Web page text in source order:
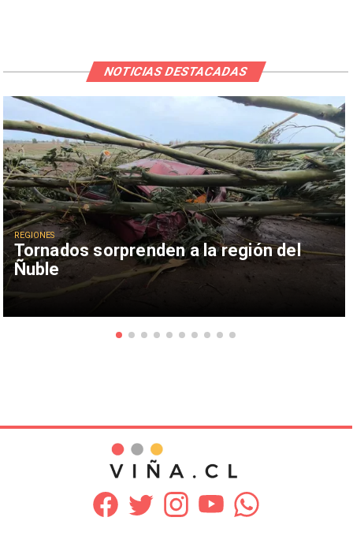
Tornados sorprenden a la región del
Ñuble
REGIONES
NOTICIAS DESTACADAS